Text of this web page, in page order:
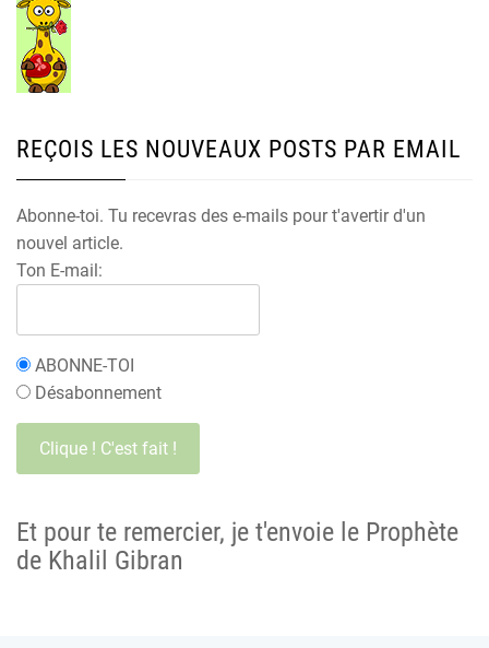
REÇOIS LES NOUVEAUX POSTS PAR EMAIL
Abonne-toi. Tu recevras des e-mails pour t'avertir d'un
nouvel article.
Ton E-mail:
ABONNE-TOI
Désabonnement
Et pour te remercier, je t'envoie le Prophète
de Khalil Gibran